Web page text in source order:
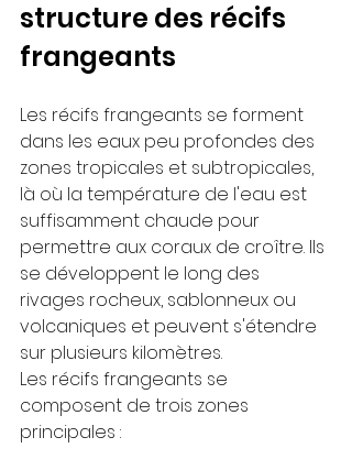
structure des récifs
frangeants
Les récifs frangeants se forment
dans les eaux peu profondes des
zones tropicales et subtropicales,
là où la température de l'eau est
suffisamment chaude pour
permettre aux coraux de croître. Ils
se développent le long des
rivages rocheux, sablonneux ou
volcaniques et peuvent s'étendre
sur plusieurs kilomètres.
Les récifs frangeants se
composent de trois zones
principales :